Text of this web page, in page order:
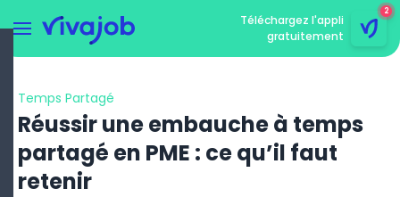
Téléchargez l'appli
gratuitement
2
Temps Partagé
Réussir une embauche à temps
partagé en PME : ce qu’il faut
retenir